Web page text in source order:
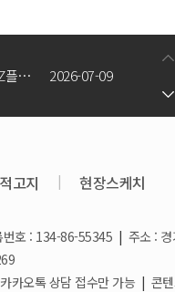
갤럭시Z폴드8(와이드/울트라) 갤럭시Z플립8 사전예약 공지사항 2026-07-09
! 2026-03-25
고지 | 현장스케치
번호 : 134-86-55345 | 주소 :
카오톡 상담 접수만 가능 | 콘